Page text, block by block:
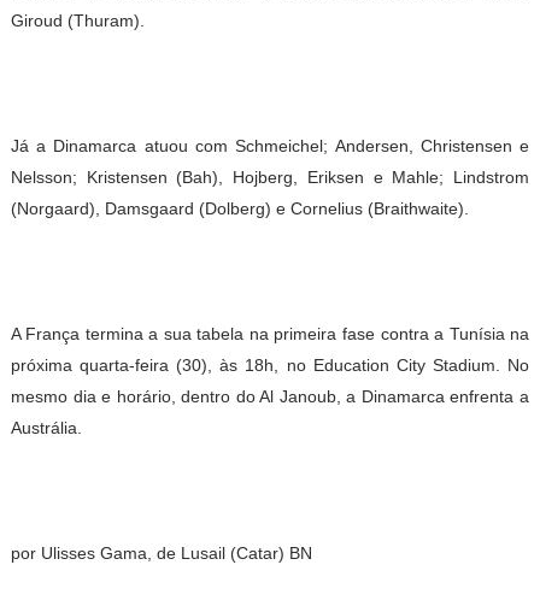
Giroud (Thuram).
Já a Dinamarca atuou com Schmeichel; Andersen, Christensen e
Nelsson; Kristensen (Bah), Hojberg, Eriksen e Mahle; Lindstrom
(Norgaard), Damsgaard (Dolberg) e Cornelius (Braithwaite).
A França termina a sua tabela na primeira fase contra a Tunísia na
próxima quarta-feira (30), às 18h, no Education City Stadium. No
mesmo dia e horário, dentro do Al Janoub, a Dinamarca enfrenta a
Austrália.
por Ulisses Gama, de Lusail (Catar) BN